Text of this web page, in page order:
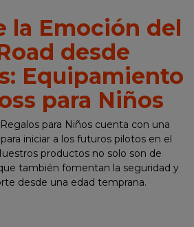
la Emoción del
desde
Equipamiento
para Niños
para Niños cuenta con una
iniciar a los futuros pilotos en el
productos no solo son de
también fomentan la seguridad y
desde una edad temprana.